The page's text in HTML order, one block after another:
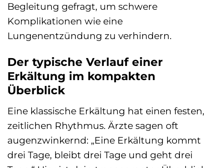
Begleitung gefragt, um schwere
Komplikationen wie eine
Lungenentzündung zu verhindern.
Der typische Verlauf einer
Erkältung im kompakten
Überblick
Eine klassische Erkältung hat einen festen,
zeitlichen Rhythmus. Ärzte sagen oft
augenzwinkernd: „Eine Erkältung kommt
drei Tage, bleibt drei Tage und geht drei